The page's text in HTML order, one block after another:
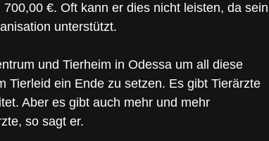
€. Oft kann er dies nicht leisten, da sein
unterstützt.
und Tierheim in Odessa um all diese
Tierleid ein Ende zu setzen. Es gibt Tierärzte
Aber es gibt auch mehr und mehr
so sagt er.